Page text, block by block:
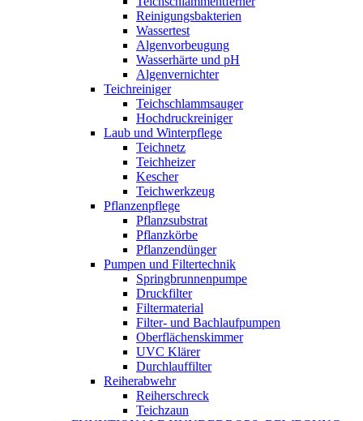
Reinigungsbakterien
Wassertest
Algenvorbeugung
Wasserhärte und pH
Algenvernichter
Teichreiniger
Teichschlammsauger
Hochdruckreiniger
Laub und Winterpflege
Teichnetz
Teichheizer
Kescher
Teichwerkzeug
Pflanzenpflege
Pflanzsubstrat
Pflanzkörbe
Pflanzendünger
Pumpen und Filtertechnik
Springbrunnenpumpe
Druckfilter
Filtermaterial
Filter- und Bachlaufpumpen
Oberflächenskimmer
UVC Klärer
Durchlauffilter
Reiherabwehr
Reiherschreck
Teichzaun